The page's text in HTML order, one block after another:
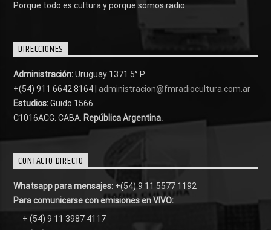
Porque todo es cultura y porque somos radio.
DIRECCIONES
Administración:Uruguay 1371 5° P.
+(54) 911 6642 8164 | administracion@fmradiocultura.com.ar
Estudios:Guido 1566.
C1016ACG . CABA. República Argentina.
CONTACTO DIRECTO
Whatsapp para mensajes: +(54) 9 11 5577 1192
Para comunicarse con emisiones en VIVO:
+ (54) 9 11 3987 4117